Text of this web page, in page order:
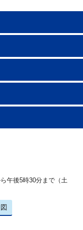
午後5時30分まで（土